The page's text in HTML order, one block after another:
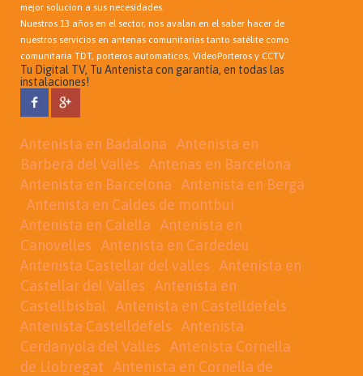
mejor solucion a sus necesidades.
Nuestros 13 años en el sector, nos avalan en el saber hacer de
nuestros servicios en antenas comunitarias tanto satélite como
comunitaria TDT, porteros automaticos, VideoPorteros y CCTV.
Tu Digital TV, Tu Antenista con garantía, en todas las
instalaciones!
Antenista en Badalona
Antenista en
Barberá del Vallés
Antenas en Barcelona
Antenista en Barcelona
Antenista en Berga
Antenista en Caldes de montbui
Antenista en Calella
Antenista en
Canovelles
Antenista en Cardedeu
Antenista Castellar del valles
Antenista en
Castellar del Valles
Antenista en
Castellbisbal
Antenista en Castelldefels
Antenista Castelldefels
Antenista
Cerdanyola del Valles
Antenista Cornella
de Llobregat
Antenista en Cornella de